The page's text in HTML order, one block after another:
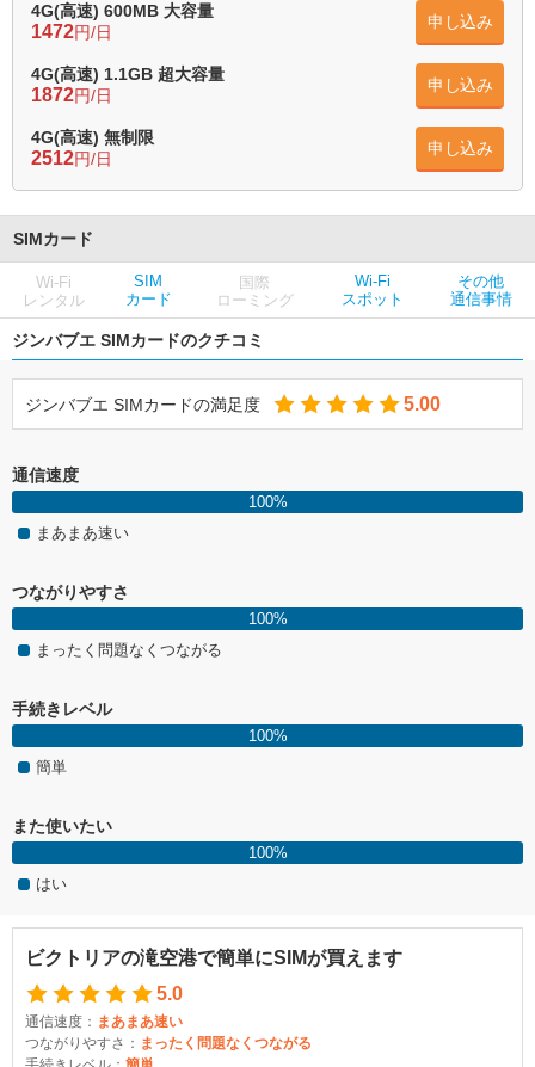
4G(高速) 600MB 大容量
1472円/日
申し込み
4G(高速) 1.1GB 超大容量
1872円/日
申し込み
4G(高速) 無制限
2512円/日
申し込み
SIMカード
Wi-Fi
レンタル
SIM
カード
国際
ローミング
Wi-Fi
スポット
その他
通信事情
ジンバブエ SIMカードのクチコミ
ジンバブエ SIMカードの満足度 5.00
通信速度
100%
まあまあ速い
つながりやすさ
100%
まったく問題なくつながる
手続きレベル
100%
簡単
また使いたい
100%
はい
ビクトリアの滝空港で簡単にSIMが買えます
5.0
通信速度： まあまあ速い
つながりやすさ： まったく問題なくつながる